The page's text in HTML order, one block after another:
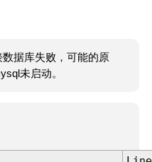
据库失败，可能的原
未启动。